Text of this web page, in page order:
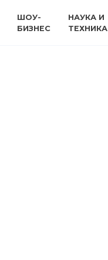
ШОУ-
БИЗНЕС
НАУКА И
ТЕХНИКА